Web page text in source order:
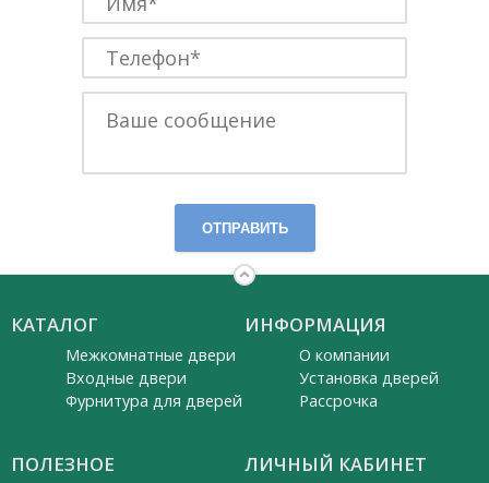
ОТПРАВИТЬ
КАТАЛОГ
Межкомнатные двери
Входные двери
Фурнитура для дверей
ПОЛЕЗНОЕ
ИНФОРМАЦИЯ
О компании
Установка дверей
Рассрочка
ЛИЧНЫЙ КАБИНЕТ